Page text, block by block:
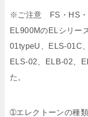
※ご注意 FS・HS・
EL900MのELシリー
01typeU、ELS-01C
ELS-02、ELB-02、
た。
➀エレクトーンの種類